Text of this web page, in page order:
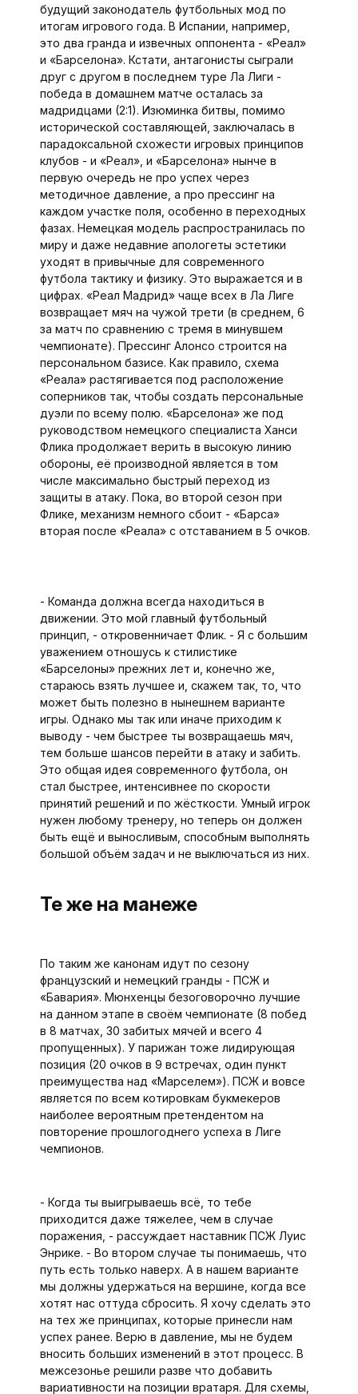
будущий законодатель футбольных мод по
итогам игрового года. В Испании, например,
это два гранда и извечных оппонента - «Реал»
и «Барселона». Кстати, антагонисты сыграли
друг с другом в последнем туре Ла Лиги -
победа в домашнем матче осталась за
мадридцами (2:1). Изюминка битвы, помимо
исторической составляющей, заключалась в
парадоксальной схожести игровых принципов
клубов - и «Реал», и «Барселона» нынче в
первую очередь не про успех через
методичное давление, а про прессинг на
каждом участке поля, особенно в переходных
фазах. Немецкая модель распространилась по
миру и даже недавние апологеты эстетики
уходят в привычные для современного
футбола тактику и физику. Это выражается и в
цифрах. «Реал Мадрид» чаще всех в Ла Лиге
возвращает мяч на чужой трети (в среднем, 6
за матч по сравнению с тремя в минувшем
чемпионате). Прессинг Алонсо строится на
персональном базисе. Как правило, схема
«Реала» растягивается под расположение
соперников так, чтобы создать персональные
дуэли по всему полю. «Барселона» же под
руководством немецкого специалиста Ханси
Флика продолжает верить в высокую линию
обороны, её производной является в том
числе максимально быстрый переход из
защиты в атаку. Пока, во второй сезон при
Флике, механизм немного сбоит - «Барса»
вторая после «Реала» с отставанием в 5 очков.
- Команда должна всегда находиться в
движении. Это мой главный футбольный
принцип, - откровенничает Флик. - Я с большим
уважением отношусь к стилистике
«Барселоны» прежних лет и, конечно же,
стараюсь взять лучшее и, скажем так, то, что
может быть полезно в нынешнем варианте
игры. Однако мы так или иначе приходим к
выводу - чем быстрее ты возвращаешь мяч,
тем больше шансов перейти в атаку и забить.
Это общая идея современного футбола, он
стал быстрее, интенсивнее по скорости
принятий решений и по жёсткости. Умный игрок
нужен любому тренеру, но теперь он должен
быть ещё и выносливым, способным выполнять
большой объём задач и не выключаться из них.
Те же на манеже
По таким же канонам идут по сезону
французский и немецкий гранды - ПСЖ и
«Бавария». Мюнхенцы безоговорочно лучшие
на данном этапе в своём чемпионате (8 побед
в 8 матчах, 30 забитых мячей и всего 4
пропущенных). У парижан тоже лидирующая
позиция (20 очков в 9 встречах, один пункт
преимущества над «Марселем»). ПСЖ и вовсе
является по всем котировкам букмекеров
наиболее вероятным претендентом на
повторение прошлогоднего успеха в Лиге
чемпионов.
- Когда ты выигрываешь всё, то тебе
приходится даже тяжелее, чем в случае
поражения, - рассуждает наставник ПСЖ Луис
Энрике. - Во втором случае ты понимаешь, что
путь есть только наверх. А в нашем варианте
мы должны удержаться на вершине, когда все
хотят нас оттуда сбросить. Я хочу сделать это
на тех же принципах, которые принесли нам
успех ранее. Верю в давление, мы не будем
вносить больших изменений в этот процесс. В
межсезонье решили разве что добавить
вариативности на позиции вратаря. Для схемы,